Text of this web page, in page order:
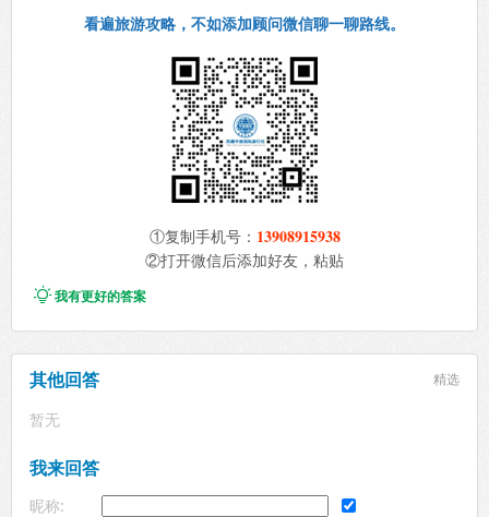
看遍旅游攻略，不如添加顾问微信聊一聊路线。
①复制手机号： 13908915938
②打开微信后添加好友，粘贴
我有更好的答案
其他回答 精选
暂无
我来回答
昵称: